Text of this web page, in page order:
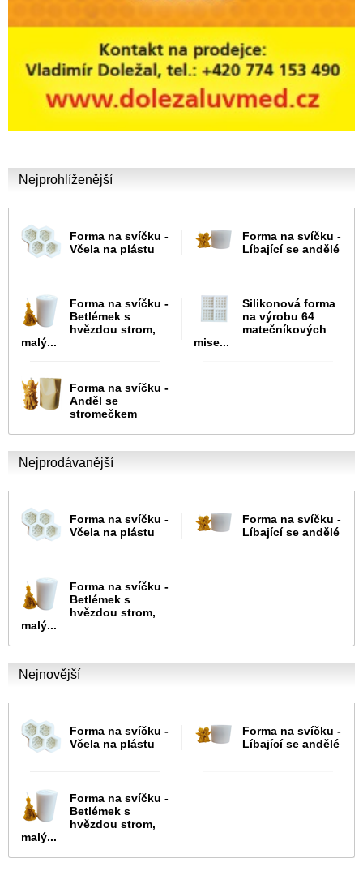
Nejprohlíženější
Forma na svíčku -
Včela na plástu
Forma na svíčku -
Líbající se andělé
Forma na svíčku -
Betlémek s
hvězdou strom,
malý...
Silikonová forma
na výrobu 64
matečníkových
mise...
Forma na svíčku -
Anděl se
stromečkem
Nejprodávanější
Forma na svíčku -
Včela na plástu
Forma na svíčku -
Líbající se andělé
Forma na svíčku -
Betlémek s
hvězdou strom,
malý...
Nejnovější
Forma na svíčku -
Včela na plástu
Forma na svíčku -
Líbající se andělé
Forma na svíčku -
Betlémek s
hvězdou strom,
malý...